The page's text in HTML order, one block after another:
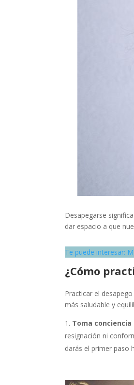
Desapegarse
dar espacio a que
Te puede interesar:
¿Cómo
Practicar el
más saludable y
Toma conciencia
resignación ni
darás el primer paso